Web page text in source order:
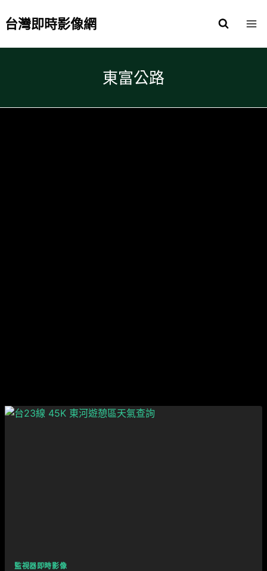
to台灣即時影像網
東富公路
監視器即時影像